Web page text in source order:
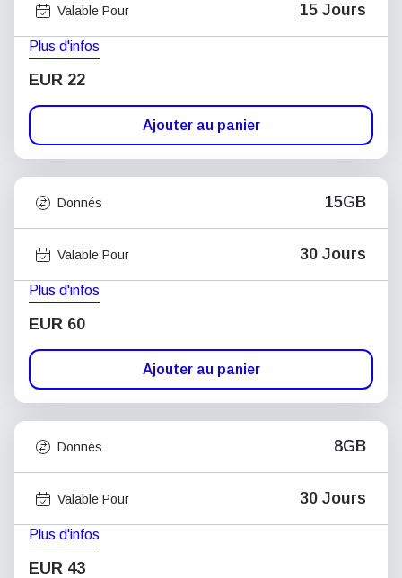
Valable Pour 15 Jours
Plus d'infos
EUR 22
Ajouter au panier
Donnés 15GB
Valable Pour 30 Jours
Plus d'infos
EUR 60
Ajouter au panier
Donnés 8GB
Valable Pour 30 Jours
Plus d'infos
EUR 43